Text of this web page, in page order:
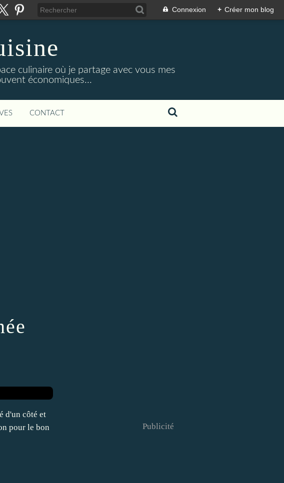
Connexion + Créer mon blog
culinaire où je partage avec vous mes
économiques...
CONTACT
d'un côté et
pour le bon
Publicité